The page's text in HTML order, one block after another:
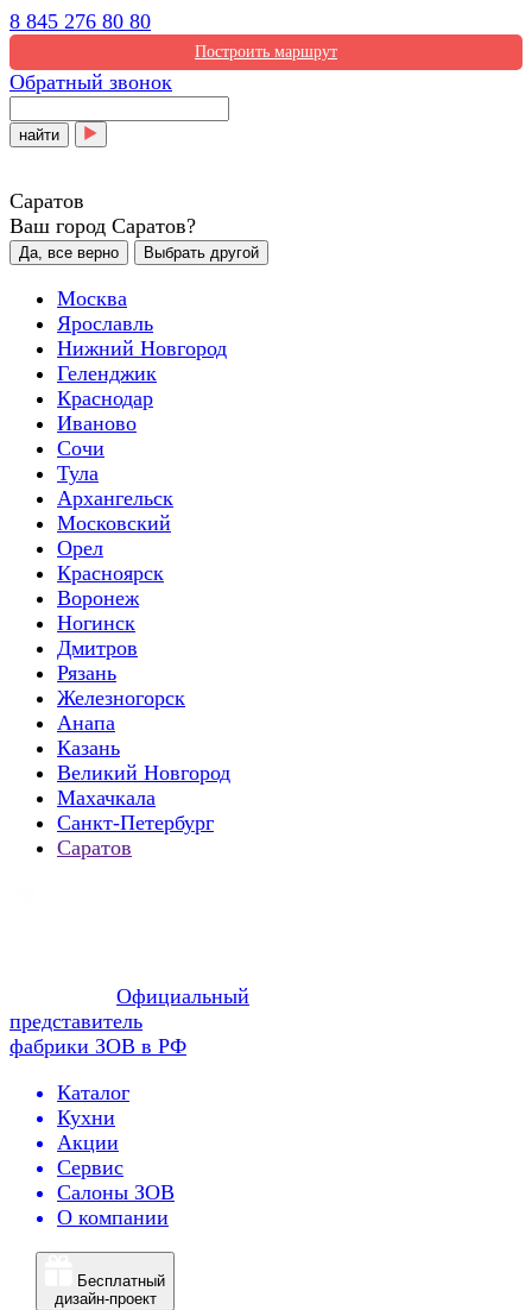
8 845 276 80 80
Построить маршрут
Обратный звонок
найти
Саратов
Ваш город Саратов?
Да, все верно Выбрать другой
Москва
Ярославль
Нижний Новгород
Геленджик
Краснодар
Иваново
Сочи
Тула
Архангельск
Московский
Орел
Красноярск
Воронеж
Ногинск
Дмитров
Рязань
Железногорск
Анапа
Казань
Великий Новгород
Махачкала
Санкт-Петербург
Саратов
Официальный
представитель
фабрики ЗОВ в РФ
Каталог
Кухни
Акции
Сервис
Салоны ЗОВ
О компании
Бесплатный
дизайн-проект